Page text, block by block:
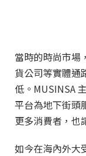
當時的時尚市場
貨公司等實體通
低。MUSINSA
平台為地下街頭
更多消費者，也
如今在海內外大